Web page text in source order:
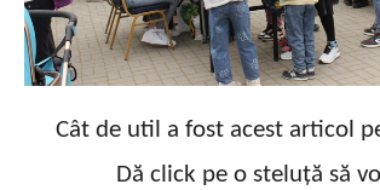
Cât de util a fost acest articol
Dă click pe o steluță să